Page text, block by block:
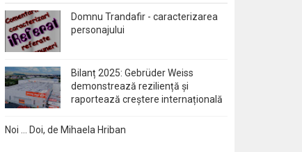
Domnu Trandafir - caracterizarea
personajului
Bilanț 2025: Gebrüder Weiss
demonstrează reziliență și
raportează creștere internațională
Noi … Doi, de Mihaela Hriban